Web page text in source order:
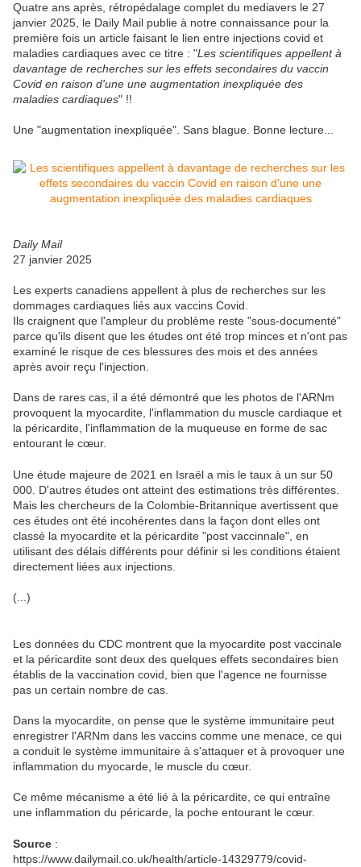
Quatre ans après, rétropédalage complet du mediavers le 27
janvier 2025, le Daily Mail publie à notre connaissance pour la
première fois un article faisant le lien entre injections covid et
maladies cardiaques avec ce titre : "Les scientifiques appellent à
davantage de recherches sur les effets secondaires du vaccin
Covid en raison d'une une augmentation inexpliquée des
maladies cardiaques" !!
Une "augmentation inexpliquée". Sans blague. Bonne lecture...
Daily Mail
27 janvier 2025
Les experts canadiens appellent à plus de recherches sur les
dommages cardiaques liés aux vaccins Covid.
Ils craignent que l'ampleur du problème reste "sous-documenté"
parce qu'ils disent que les études ont été trop minces et n'ont pas
examiné le risque de ces blessures des mois et des années
après avoir reçu l'injection.
Dans de rares cas, il a été démontré que les photos de l'ARNm
provoquent la myocardite, l'inflammation du muscle cardiaque et
la péricardite, l'inflammation de la muqueuse en forme de sac
entourant le cœur.
Une étude majeure de 2021 en Israël a mis le taux à un sur 50
000. D'autres études ont atteint des estimations très différentes.
Mais les chercheurs de la Colombie-Britannique avertissent que
ces études ont été incohérentes dans la façon dont elles ont
classé la myocardite et la péricardite "post vaccinnale", en
utilisant des délais différents pour définir si les conditions étaient
directement liées aux injections.
(...)
Les données du CDC montrent que la myocardite post vaccinale
et la péricardite sont deux des quelques effets secondaires bien
établis de la vaccination covid, bien que l'agence ne fournisse
pas un certain nombre de cas.
Dans la myocardite, on pense que le système immunitaire peut
enregistrer l'ARNm dans les vaccins comme une menace, ce qui
a conduit le système immunitaire à s'attaquer et à provoquer une
inflammation du myocarde, le muscle du cœur.
Ce même mécanisme a été lié à la péricardite, ce qui entraîne
une inflammation du péricarde, la poche entourant le cœur.
Source :
https://www.dailymail.co.uk/health/article-14329779/covid-